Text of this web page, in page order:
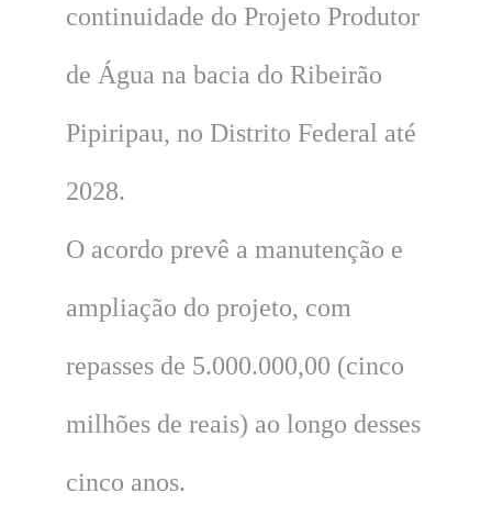
continuidade do Projeto Produtor
de Água na bacia do Ribeirão
Pipiripau, no Distrito Federal até
2028.
O acordo prevê a manutenção e
ampliação do projeto, com
repasses de 5.000.000,00 (cinco
milhões de reais) ao longo desses
cinco anos.